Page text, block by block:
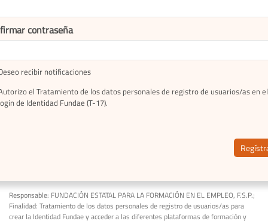
contraseña
recibir notificaciones
el Tratamiento de los datos personales de registro de usuarios/as en el
de Identidad Fundae (T-17).
Responsable: FUNDACIÓN ESTATAL PARA LA FORMACIÓN EN EL EMPLEO, F.S.P.;
Finalidad: Tratamiento de los datos personales de registro de usuarios/as para
crear la Identidad Fundae y acceder a las diferentes plataformas de formación y